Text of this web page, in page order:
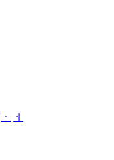
ㆍ
ㆎ